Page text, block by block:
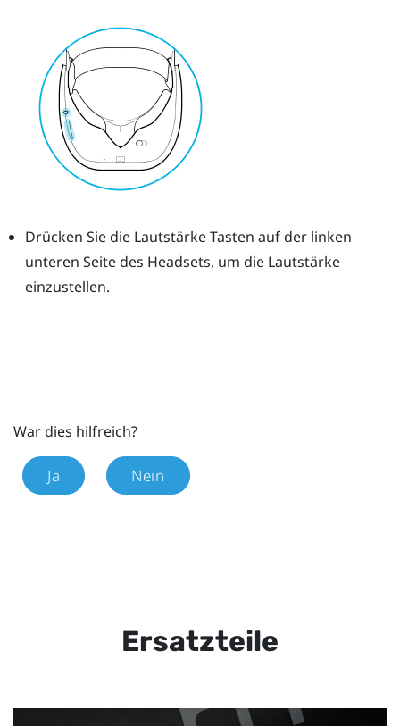
Drücken Sie die LautstärkeTasten auf der linken
unteren Seite des Headsets, um die Lautstärke
einzustellen.
War dies hilfreich?
Ja Nein
Ersatzteile